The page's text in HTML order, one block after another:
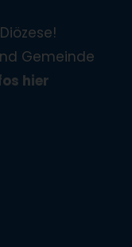
Gemeinde
hier